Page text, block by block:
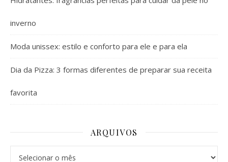
inverno
Moda unissex: estilo e conforto para ele e para ela
Dia da Pizza: 3 formas diferentes de preparar sua receita
favorita
ARQUIVOS